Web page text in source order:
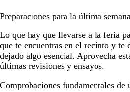
Preparaciones para la última semana
Lo que hay que llevarse a la feria
que te encuentras en el recinto y te
dejado algo esencial. Aprovecha
últimas revisiones y ensayos.
Comprobaciones fundamentales de